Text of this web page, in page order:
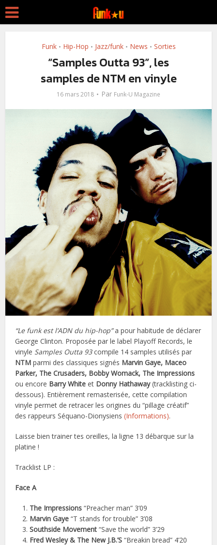
Funk • Hip-Hop • Jazz/funk • News • Sorties
“Samples Outta 93”, les
samples de NTM en vinyle
16 mars 2018 Par Funk-U Magazine
“Le funk est l’ADN du hip-hop”a pour habitude de déclarer
George Clinton. Proposée par le label Playoff Records, le
vinyle Samples Outta 93compile 14 samples utilisés par
NTM parmi des classiques signés Marvin Gaye, Maceo
Parker, The Crusaders, Bobby Womack, The Impressions
ou encore Barry White et Donny Hathaway(tracklisting ci-
dessous). Entièrement remasterisée, cette compilation
vinyle permet de retracer les origines du “pillage créatif”
des rappeurs Séquano-Dionysiens(Informations).
Laisse bien trainer tes oreilles, la ligne 13 débarque sur la
platine !
Tracklist LP :
Face A
The Impressions “Preacher man” 3’09
Marvin Gaye “T stands for trouble” 3’08
Southside Movement “Save the world” 3’29
Fred Wesley & The New J.B.’S “Breakin bread” 4’20